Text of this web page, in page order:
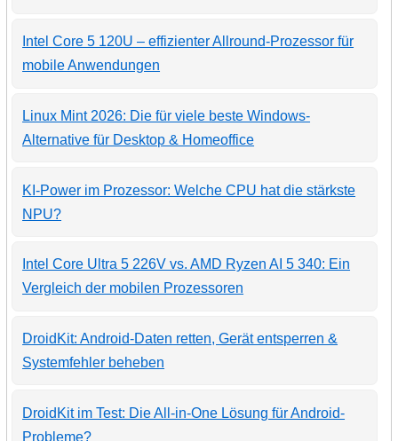
Intel Core 5 120U – effizienter Allround-Prozessor für
mobile Anwendungen
Linux Mint 2026: Die für viele beste Windows-
Alternative für Desktop & Homeoffice
KI-Power im Prozessor: Welche CPU hat die stärkste
NPU?
Intel Core Ultra 5 226V vs. AMD Ryzen AI 5 340: Ein
Vergleich der mobilen Prozessoren
DroidKit: Android-Daten retten, Gerät entsperren &
Systemfehler beheben
DroidKit im Test: Die All-in-One Lösung für Android-
Probleme?